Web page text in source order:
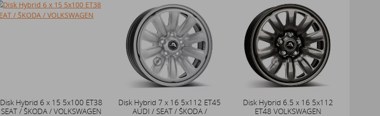
Disk Hybrid 6 x 15 5x100 ET38
SEAT / ŠKODA / VOLKSWAGEN
Disk Hybrid 7 x 16 5x112 ET45
AUDI / SEAT / ŠKODA /
Disk Hybrid 6.5 x 16 5x112
ET48 VOLKSWAGEN